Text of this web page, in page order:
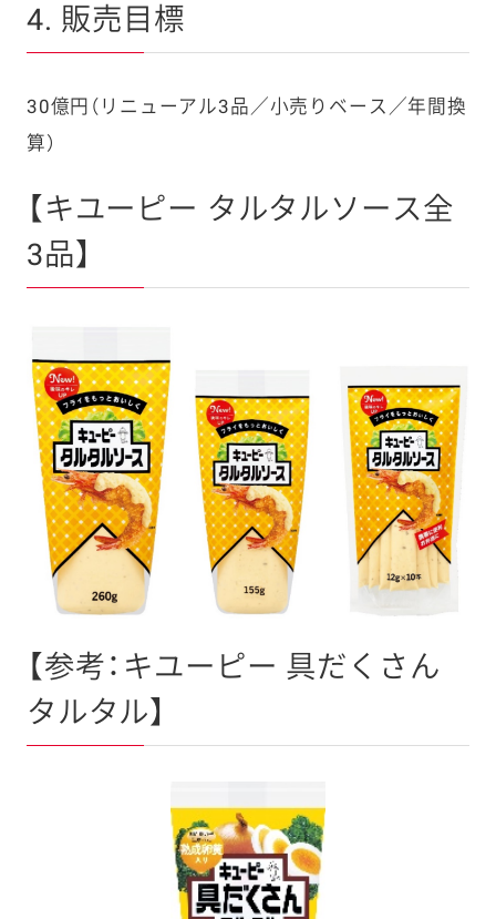
4. 販売目標
30億円（リニューアル3品／小売りベース／年間換
算）
【キユーピー タルタルソース全
3品】
【参考：キユーピー 具だくさん
タルタル】